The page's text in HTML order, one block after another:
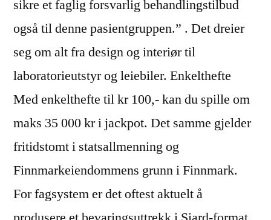
sikre et faglig forsvarlig behandlingstilbud
også til denne pasientgruppen.” . Det dreier
seg om alt fra design og interiør til
laboratorieutstyr og leiebiler. Enkelthefte
Med enkelthefte til kr 100,- kan du spille om
maks 35 000 kr i jackpot. Det samme gjelder
fritidstomt i statsallmenning og
Finnmarkeiendommens grunn i Finnmark.
For fagsystem er det oftest aktuelt å